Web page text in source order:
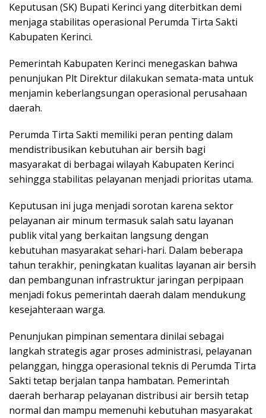
Keputusan (SK) Bupati Kerinci yang diterbitkan demi
menjaga stabilitas operasional Perumda Tirta Sakti
Kabupaten Kerinci.
Pemerintah Kabupaten Kerinci menegaskan bahwa
penunjukan Plt Direktur dilakukan semata-mata untuk
menjamin keberlangsungan operasional perusahaan
daerah.
Perumda Tirta Sakti memiliki peran penting dalam
mendistribusikan kebutuhan air bersih bagi
masyarakat di berbagai wilayah Kabupaten Kerinci
sehingga stabilitas pelayanan menjadi prioritas utama.
Keputusan ini juga menjadi sorotan karena sektor
pelayanan air minum termasuk salah satu layanan
publik vital yang berkaitan langsung dengan
kebutuhan masyarakat sehari-hari. Dalam beberapa
tahun terakhir, peningkatan kualitas layanan air bersih
dan pembangunan infrastruktur jaringan perpipaan
menjadi fokus pemerintah daerah dalam mendukung
kesejahteraan warga.
Penunjukan pimpinan sementara dinilai sebagai
langkah strategis agar proses administrasi, pelayanan
pelanggan, hingga operasional teknis di Perumda Tirta
Sakti tetap berjalan tanpa hambatan. Pemerintah
daerah berharap pelayanan distribusi air bersih tetap
normal dan mampu memenuhi kebutuhan masyarakat